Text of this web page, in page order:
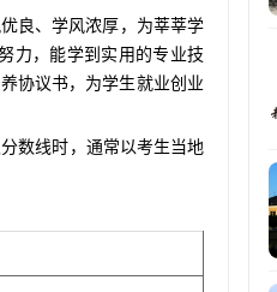
良、学风浓厚，为莘莘学
力，能学到实用的专业技
协议书，为学生就业创业
数线时，通常以考生当地